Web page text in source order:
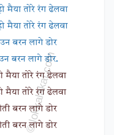
मैया तोरे रंग ढेलवा
मैया तोरे रंग ढेलवा
बरन लागे डोर
बरन लागे डोर.
मैया तोरे रंग ढेलवा
मैया तोरे रंग ढेलवा
बरन लागे डोर
बरन लागे डोर